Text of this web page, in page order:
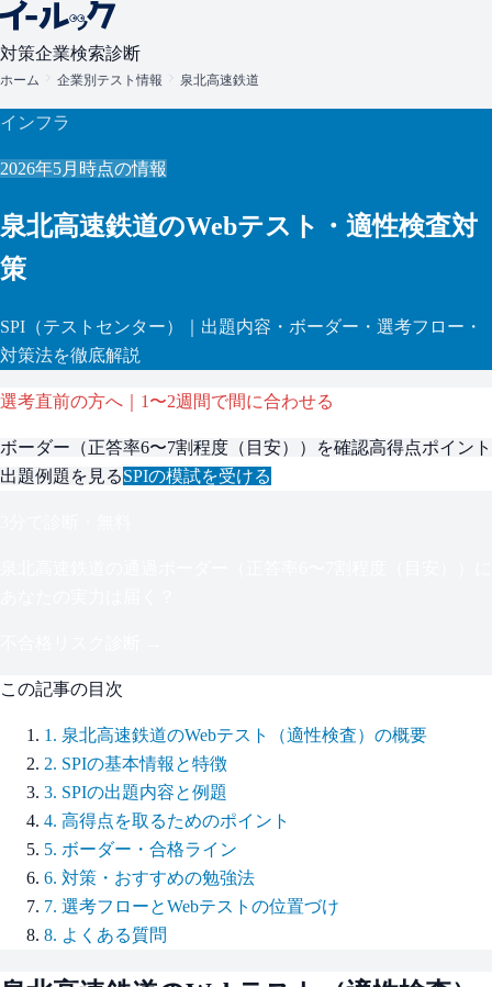
対策企業検索診断
ホーム 企業別テスト情報 泉北高速鉄道
インフラ
2026年5月 時点の情報
泉北高速鉄道のWebテスト・適性検査対
策
SPI （テストセンター）
｜出題内容・ボーダー・選考フロー・
対策法を徹底解説
選考直前の方へ｜1〜2週間で間に合わせる
ボーダー（正答率6〜7割程度（目安） ）を確認高得点ポイント
出題例題を見るSPIの模試を受ける
この記事の目次
1 . 泉北高速鉄道のWebテスト（適性検査）の概要
2. SPIの基本情報と特徴
3. SPIの出題内容と例題
4. 高得点を取るためのポイント
5. ボーダー・合格ライン
6. 対策・おすすめの勉強法
7. 選考フローとWebテストの位置づけ
8. よくある質問